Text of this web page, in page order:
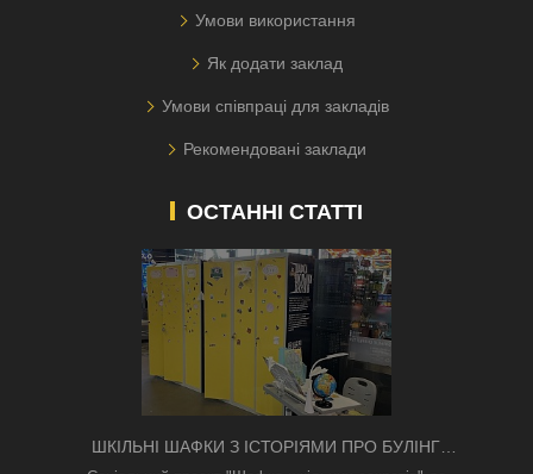
Умови використання
Як додати заклад
Умови співпраці для закладів
Рекомендовані заклади
ОСТАННІ СТАТТІ
ШКІЛЬНІ ШАФКИ З ІСТОРІЯМИ ПРО БУЛІНГ